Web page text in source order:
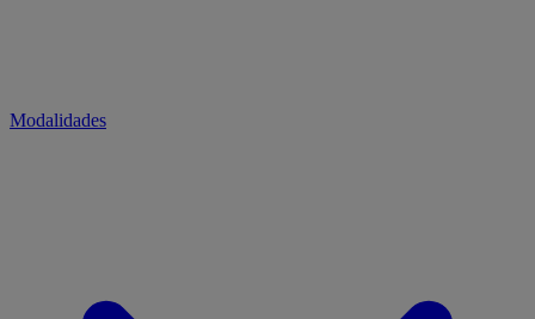
Modalidades